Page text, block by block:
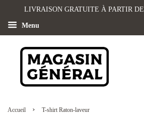
LIVRAISON GRATUITE À PARTIR
Menu
Accueil › T-shirt Raton-laveur